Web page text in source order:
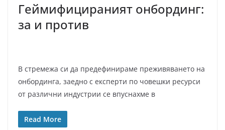
Геймифицираният онбординг:
за и против
В стремежа си да предефинираме преживяването на
онбординга, заедно с експерти по човешки ресурси
от различни индустрии се впуснахме в
Read More